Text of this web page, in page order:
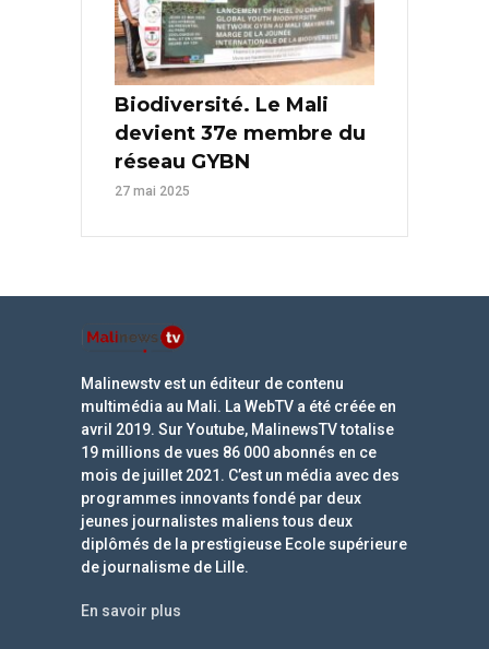
Biodiversité. Le Mali
devient 37e membre du
réseau GYBN
27 mai 2025
Malinewstv est un éditeur de contenu
multimédia au Mali. La WebTV a été créée en
avril 2019. Sur Youtube, MalinewsTV totalise
19 millions de vues 86 000 abonnés en ce
mois de juillet 2021. C’est un média avec des
programmes innovants fondé par deux
jeunes journalistes maliens tous deux
diplômés de la prestigieuse Ecole supérieure
de journalisme de Lille.
En savoir plus